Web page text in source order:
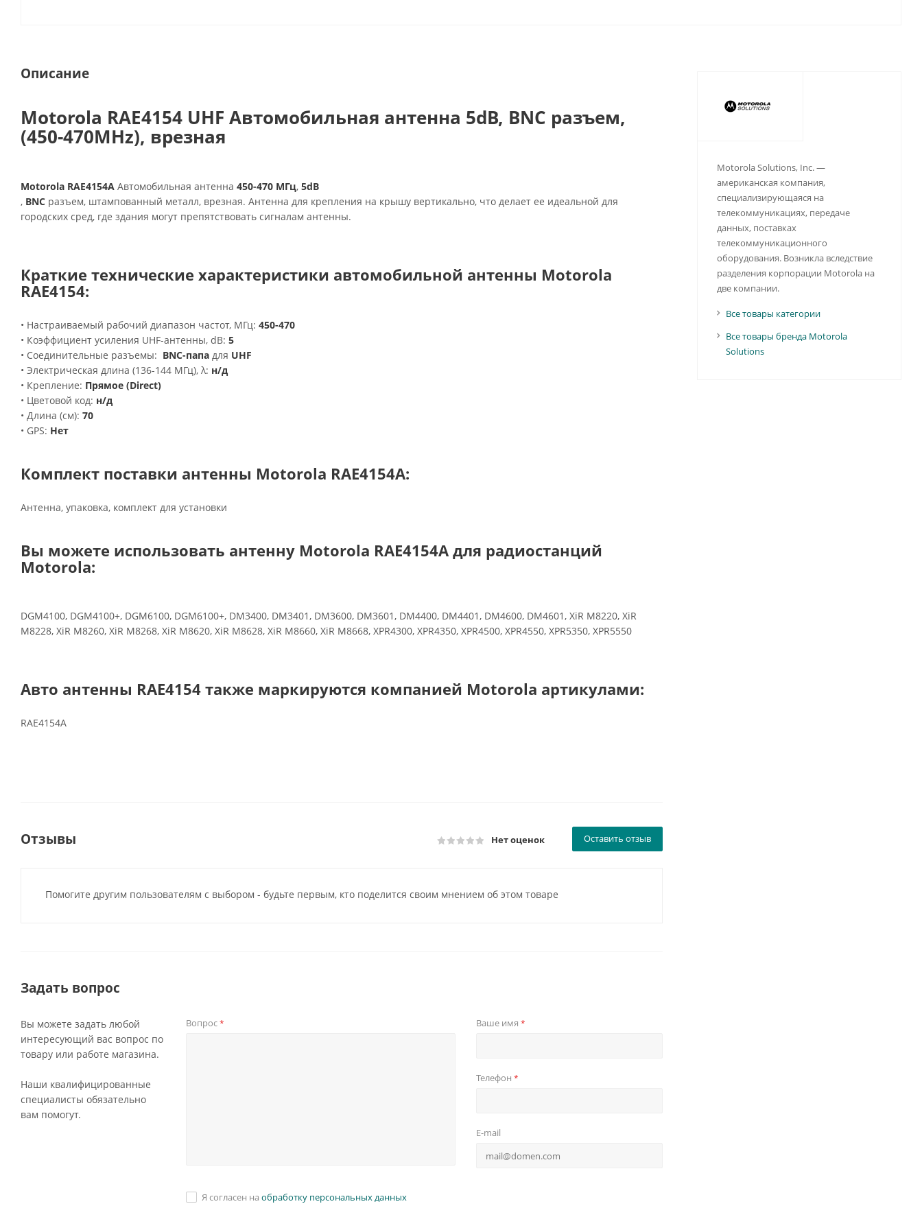
Описание
Motorola RAE4154 UHF Автомобильная антенна 5dB, BNC разъем,
(450-470MHz), врезная
Motorola RAE4154A Автомобильная антенна 450-470 МГц, 5dB
, BNC разъем, штампованный металл, врезная. Антенна для крепления на крышу вертикально, что делает ее идеальной для
городских сред, где здания могут препятствовать сигналам антенны.
Краткие технические характеристики автомобильной антенны Motorola
RAE4154:
• Настраиваемый рабочий диапазон частот, МГц: 450-470
• Коэффициент усиления UHF-антенны, dB: 5
• Соединительные разъемы: BNC-папа для UHF
• Электрическая длина (136-144 МГц), λ: н/д
• Крепление: Прямое (Direct)
• Цветовой код: н/д
• Длина (см): 70
• GPS: Нет
Комплект поставки антенны Motorola RAE4154A:
Антенна, упаковка, комплект для установки
Вы можете использовать антенну Motorola RAE4154A для радиостанций
Motorola:
DGM4100, DGM4100+, DGM6100, DGM6100+, DM3400, DM3401, DM3600, DM3601, DM4400, DM4401, DM4600, DM4601, XiR M8220, XiR
M8228, XiR M8260, XiR M8268, XiR M8620, XiR M8628, XiR M8660, XiR M8668, XPR4300, XPR4350, XPR4500, XPR4550, XPR5350, XPR5550
Авто антенны RAE4154 также маркируются компанией Motorola артикулами:
RAE4154A
Отзывы Нет оценок Оставить отзыв
Помогите другим пользователям с выбором - будьте первым, кто поделится своим мнением об этом товаре
Задать вопрос
Вы можете задать любой
интересующий вас вопрос по
товару или работе магазина.
Наши квалифицированные
специалисты обязательно
вам помогут.
Вопрос* Ваше имя *
Телефон *
E-mail
Я согласен наобработку персональных данных
Motorola Solutions, Inc. —
американская компания,
специализирующаяся на
телекоммуникациях, передаче
данных, поставках
телекоммуникационного
оборудования. Возникла вследствие
разделения корпорации Motorola на
две компании.
Все товары категории
Все товары бренда Motorola
Solutions